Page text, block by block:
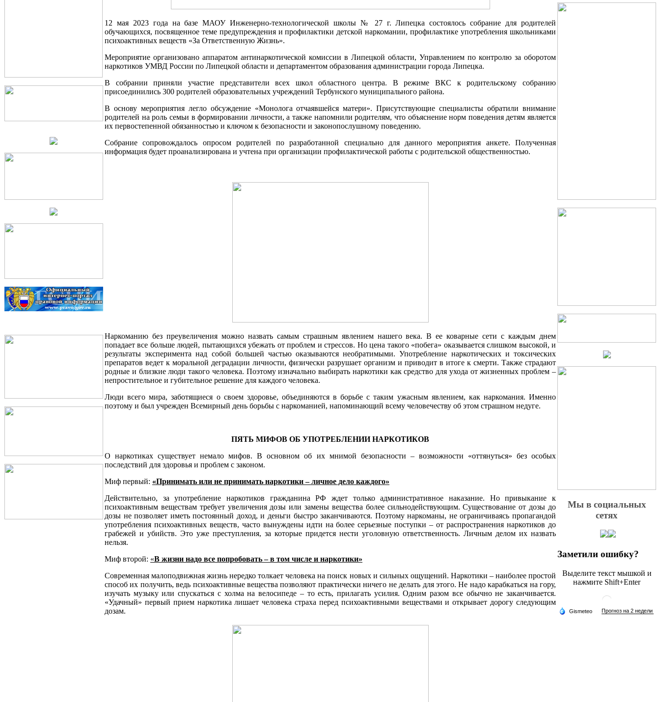
12 мая 2023 года на базе МАОУ Инженерно-технологической школы № 27 г. Липецка состоялось собрание для родителей
обучающихся, посвященное теме предупреждения и профилактики детской наркомании, профилактике употребления школьниками
психоактивных веществ «За Ответственную Жизнь».
Мероприятие организовано аппаратом антинаркотической комиссии в Липецкой области, Управлением по контролю за оборотом
наркотиков УМВД России по Липецкой области и департаментом образования администрации города Липецка.
В собрании приняли участие представители всех школ областного центра. В режиме ВКС к родительскому собранию
присоединились 300 родителей образовательных учреждений Тербунского муниципального района.
В основу мероприятия легло обсуждение «Монолога отчаявшейся матери». Присутствующие специалисты обратили внимание
родителей на роль семьи в формировании личности, а также напомнили родителям, что объяснение норм поведения детям является
их первостепенной обязанностью и ключом к безопасности и законопослушному поведению.
Собрание сопровождалось опросом родителей по разработанной специально для данного мероприятия анкете. Полученная
информация будет проанализирована и учтена при организации профилактической работы с родительской общественностью.
Наркоманию без преувеличения можно назвать самым страшным явлением нашего века. В ее коварные сети с каждым днем
попадает все больше людей, пытающихся убежать от проблем и стрессов. Но цена такого «побега» оказывается слишком высокой, и
результаты эксперимента над собой большей частью оказываются необратимыми. Употребление наркотических и токсических
препаратов ведет к моральной деградации личности, физически разрушает организм и приводит в итоге к смерти. Также страдают
родные и близкие люди такого человека. Поэтому изначально выбирать наркотики как средство для ухода от жизненных проблем –
непростительное и губительное решение для каждого человека.
Люди всего мира, заботящиеся о своем здоровье, объединяются в борьбе с таким ужасным явлением, как наркомания. Именно
поэтому и был учрежден Всемирный день борьбы с наркоманией, напоминающий всему человечеству об этом страшном недуге.
ПЯТЬ МИФОВ ОБ УПОТРЕБЛЕНИИ НАРКОТИКОВ
О наркотиках существует немало мифов. В основном об их мнимой безопасности – возможности «оттянуться» без особых
последствий для здоровья и проблем с законом.
Миф первый: «Принимать или не принимать наркотики – личное дело каждого»
Действительно, за употребление наркотиков гражданина РФ ждет только административное наказание. Но привыкание к
психоактивным веществам требует увеличения дозы или замены вещества более сильнодействующим. Существование от дозы до
дозы не позволяет иметь постоянный доход, и деньги быстро заканчиваются. Поэтому наркоманы, не ограничиваясь пропагандой
употребления психоактивных веществ, часто вынуждены идти на более серьезные поступки – от распространения наркотиков до
грабежей и убийств. Это уже преступления, за которые придется нести уголовную ответственность. Личным делом их назвать
нельзя.
Миф второй: «В жизни надо все попробовать – в том числе и наркотики»
Современная малоподвижная жизнь нередко толкает человека на поиск новых и сильных ощущений. Наркотики – наиболее простой
способ их получить, ведь психоактивные вещества позволяют практически ничего не делать для этого. Не надо карабкаться на гору,
изучать музыку или спускаться с холма на велосипеде – то есть, прилагать усилия. Одним разом все обычно не заканчивается.
«Удачный» первый прием наркотика лишает человека страха перед психоактивными веществами и открывает дорогу следующим
дозам.
Мы в социальных
сетях
Заметили ошибку?
Выделите текст мышкой и
нажмите Shift+Enter